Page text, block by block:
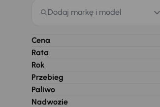
Dodaj markę i model
Cena
Rata
Rok
Przebieg
Paliwo
Nadwozie